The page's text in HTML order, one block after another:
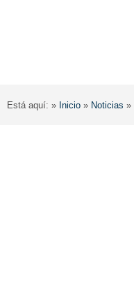
Está aquí: » Inicio » Noticias »